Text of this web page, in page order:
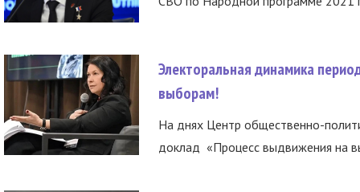
Электоральная динамика
выборам!
На днях Центр общественно-
доклад «Процесс выдвижения на